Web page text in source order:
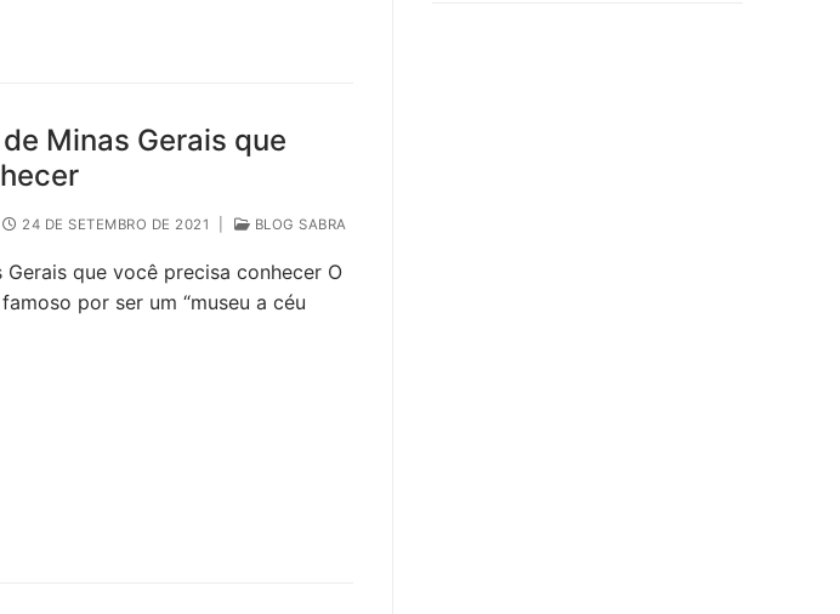
Minas Gerais que
24 DE SETEMBRO DE 2021 BLOG SABRA
Gerais que você precisa conhecer O
por ser um “museu a céu